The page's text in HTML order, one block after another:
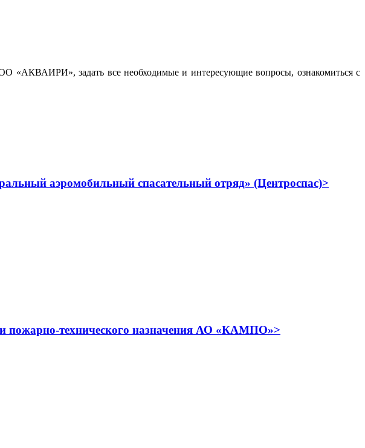
«АКВАИРИ», задать все необходимые и интересующие вопросы, ознакомиться с
аэромобильный спасательный отряд» (Центроспас)>
пожарно-технического назначения АО «КАМПО»>